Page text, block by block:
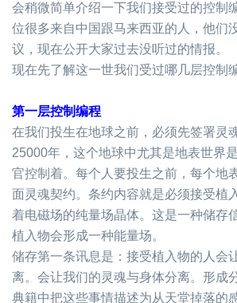
会稍微简单介绍一下我们接受过的控制
位很多来自中国跟马来西亚的人，他们
议，现在公开大家过去没听过的情报。
现在先了解这一世我们受过哪几层控制
第一层控制编程
在我们投生在地球之前，必须先签署灵
25000年，这个地球中尤其是地表世界
官控制着。每个人要投生之前，每个地
面灵魂契约。条约内容就是必须接受植
着电磁场的纯量场晶体。这是一种储存
植入物会形成一种能量场。
储存第一条讯息是：接受植入物的人会
离。会让我们的灵魂与身体分离。形成
典籍中把这些事情描述为从天堂掉落的